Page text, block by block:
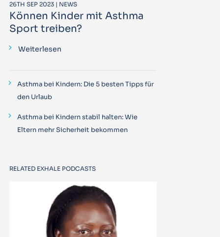
26TH SEP 2023 | NEWS
Können Kinder mit Asthma
Sport treiben?
Weiterlesen
Asthma bei Kindern: Die 5 besten Tipps für
den Urlaub
Asthma bei Kindern stabil halten: Wie
Eltern mehr Sicherheit bekommen
RELATED EXHALE PODCASTS